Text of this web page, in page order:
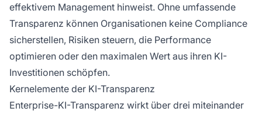
effektivem Management hinweist. Ohne umfassende
Transparenz können Organisationen keine Compliance
sicherstellen, Risiken steuern, die Performance
optimieren oder den maximalen Wert aus ihren KI-
Investitionen schöpfen.
Kernelemente der KI-Transparenz
Enterprise-KI-Transparenz wirkt über drei miteinander